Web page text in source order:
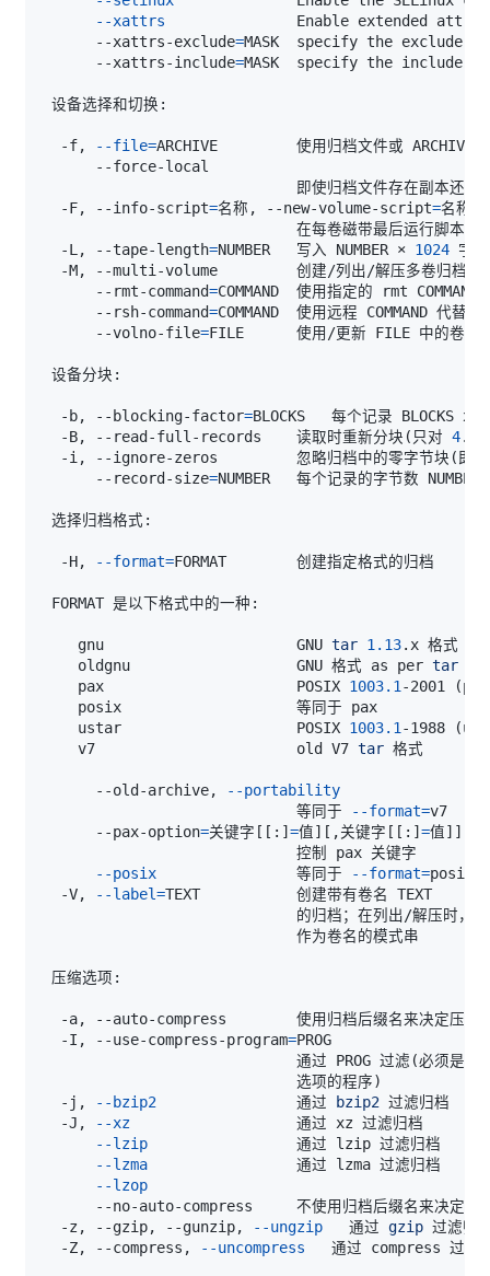
--xattrs
      --xattrs-exclude
=MASK  specify the exclude
      --xattrs-include
=MASK  specify the include
  -f,
--file=
  -F, --info-script
=名称, --new-volume-script=
                             在每卷磁带最后运行脚本
  -L, --tape-length
=NUMBER   写入 NUMBER × 1024
      --rmt-command
=
      --rsh-command
=
      --volno-file
=
  -b, --blocking-factor
=BLOCKS   每个记录 BLOCKS x
  -B, --read-full-records    读取时重新分块
( 只对 4
  -i, --ignore-zeros         忽略归档中的零字节块
( 即
      --record-size
=NUMBER   每个记录的字节数
  -H,
--format=
    gnu                      GNU
tar 1.13
    oldgnu                   GNU 格式 as per
tar
    pax                      POSIX
1003.1 -2001 (pax
    ustar                    POSIX
1003.1 -1988 (
    v7                       old V7
tar
      --old-archive,
--portability
                             等同于
--format=
      --pax-option
=关键字 [ [ : ] =值] [ ,关键字 [ [ : ] =值] ]
--posix
                等同于
--format=
  -V,
--label=
  -I, --use-compress-program
=
                             通过 PROG 过滤
(必须是能
                             选项的程序
)
  -j,
--bzip2
                通过
bzip2
  -J,
--xz
--lzip
--lzma
--lzop
  -z, --gzip, --gunzip,
--ungzip
   通过
gzip
  -Z, --compress,
--uncompress